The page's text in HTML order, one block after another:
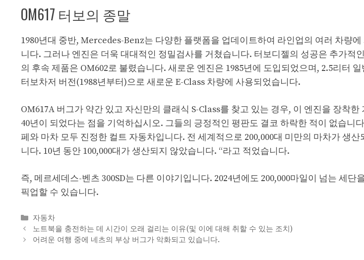
OM617 터보의 종말
1980년대 중반, Mercedes-Benz는 다양한 플랫폼을 업데이트하여 라인업의 여러 차량
니다. 그러나 엔진은 더욱 대대적인 정밀검사를 거쳤습니다. 터보디젤의 성공은 추가적
의 후속 제품은 OM602로 불렸습니다. 새로운 엔진은 1985년에 도입되었으며, 2.5리터
터보차저 버전(1988년부터)으로 새로운 E-Class 차량에 사용되었습니다.
OM617A 버그가 약간 있고 자신만의 클래식 S-Class를 찾고 있는 경우, 이 엔진을 장착한
40년이 되었다는 점을 기억하십시오. 그들의 긍정적인 평판도 결코 하락한 적이 없습니
페와 마차 모두 진정한 컬트 자동차입니다. 전 세계적으로 200,000대 미만의 마차가 생
니다. 10년 동안 100,000대가 생산되지 않았습니다. “라고 적었습니다.
즉, 메르세데스-벤츠 300SD는 다른 이야기입니다. 2024년에도 200,000마일이 넘는 세단
픽업할 수 있습니다.
Categories
자동차
노트북을 충전하는 데 시간이 오래 걸리는 이유(및 이에 대해 취할 수 있는 조치)
어려운 여행 중에 네츠의 부상 버그가 악화되고 있습니다.